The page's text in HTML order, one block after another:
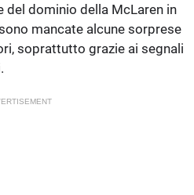
del dominio della McLaren in
mancate alcune sorprese
soprattutto grazie ai segnali